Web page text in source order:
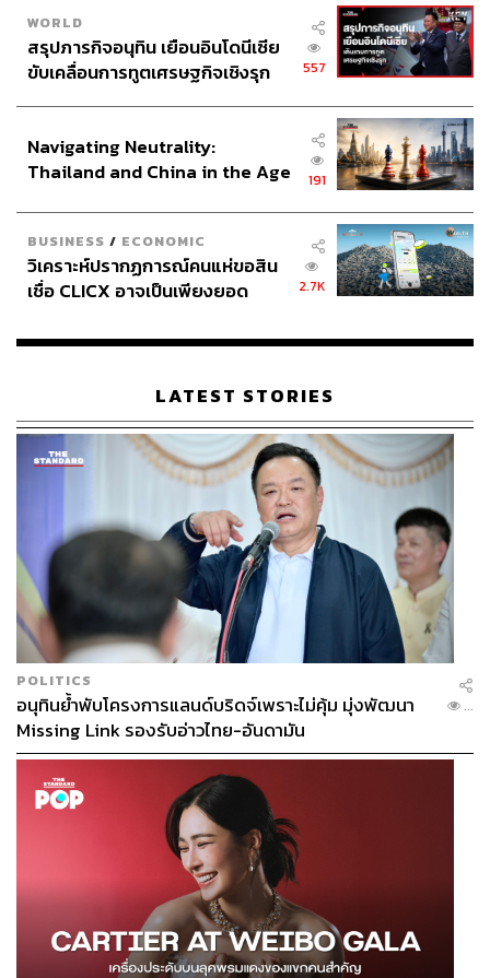
WORLD
สรุปภารกิจอนุทิน เยือนอินโดนีเซีย
ขับเคลื่อนการทูตเศรษฐกิจเชิงรุก
557
Navigating Neutrality:
Thailand and China in the Age
191
BUSINESS / ECONOMIC
วิเคราะห์ปรากฏการณ์คนแห่ขอสิน
เชื่อ CLICX อาจเป็นเพียงยอด
เรือนไทยที่ถูกซุกไว้
2.7K
LATEST STORIES
POLITICS
อนุทินย้ำพับโครงการแลนด์บริดจ์เพราะไม่คุ้ม มุ่งพัฒนา
Missing Link รองรับอ่าวไทย-อันดามัน
...